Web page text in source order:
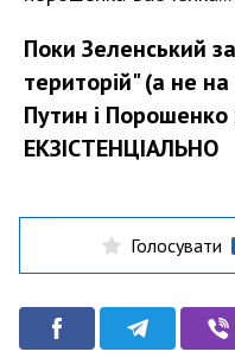
Поки Зеленський
територій" (а не
Путин і
ЕКЗІСТЕНЦІАЛЬНО
Голосувати